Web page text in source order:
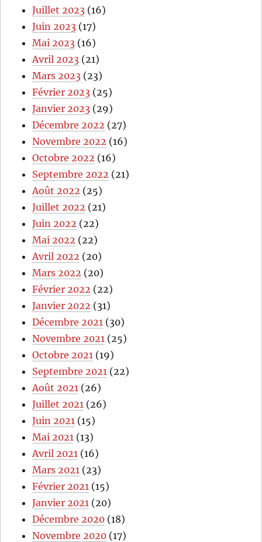
Juillet 2023 (16)
Juin 2023 (17)
Mai 2023 (16)
Avril 2023 (21)
Mars 2023 (23)
Février 2023 (25)
Janvier 2023 (29)
Décembre 2022 (27)
Novembre 2022 (16)
Octobre 2022 (16)
Septembre 2022 (21)
Août 2022 (25)
Juillet 2022 (21)
Juin 2022 (22)
Mai 2022 (22)
Avril 2022 (20)
Mars 2022 (20)
Février 2022 (22)
Janvier 2022 (31)
Décembre 2021 (30)
Novembre 2021 (25)
Octobre 2021 (19)
Septembre 2021 (22)
Août 2021 (26)
Juillet 2021 (26)
Juin 2021 (15)
Mai 2021 (13)
Avril 2021 (16)
Mars 2021 (23)
Février 2021 (15)
Janvier 2021 (20)
Décembre 2020 (18)
Novembre 2020 (17)